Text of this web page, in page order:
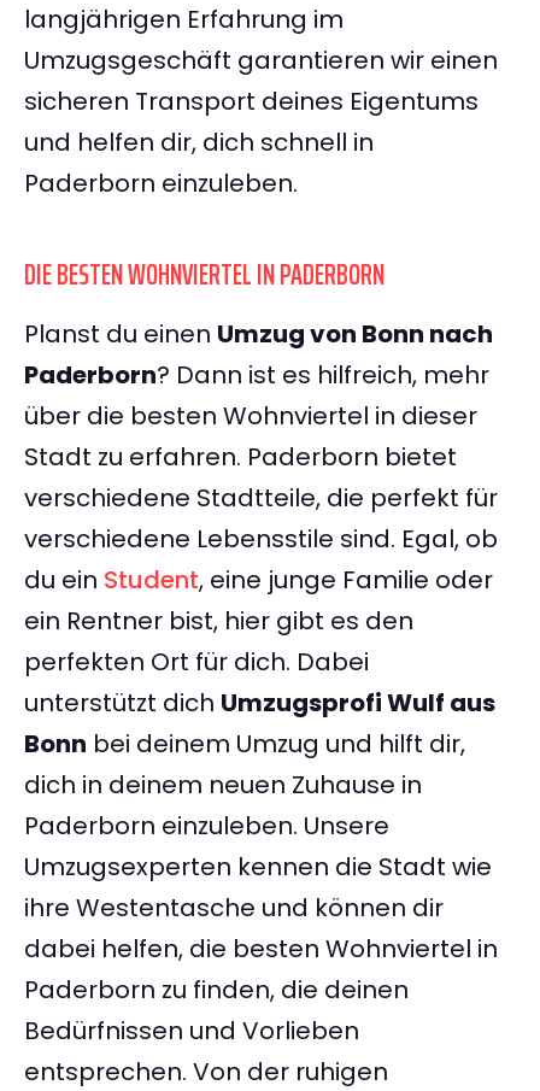
langjährigen Erfahrung im
Umzugsgeschäft garantieren wir einen
sicheren Transport deines Eigentums
und helfen dir, dich schnell in
Paderborn einzuleben.
DIE BESTEN WOHNVIERTEL IN PADERBORN
Planst du einen Umzug von Bonn nach
Paderborn? Dann ist es hilfreich, mehr
über die besten Wohnviertel in dieser
Stadt zu erfahren. Paderborn bietet
verschiedene Stadtteile, die perfekt für
verschiedene Lebensstile sind. Egal, ob
du ein Student, eine junge Familie oder
ein Rentner bist, hier gibt es den
perfekten Ort für dich. Dabei
unterstützt dich Umzugsprofi Wulf aus
Bonn bei deinem Umzug und hilft dir,
dich in deinem neuen Zuhause in
Paderborn einzuleben. Unsere
Umzugsexperten kennen die Stadt wie
ihre Westentasche und können dir
dabei helfen, die besten Wohnviertel in
Paderborn zu finden, die deinen
Bedürfnissen und Vorlieben
entsprechen. Von der ruhigen